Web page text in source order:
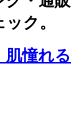
ク。
肌憧れる